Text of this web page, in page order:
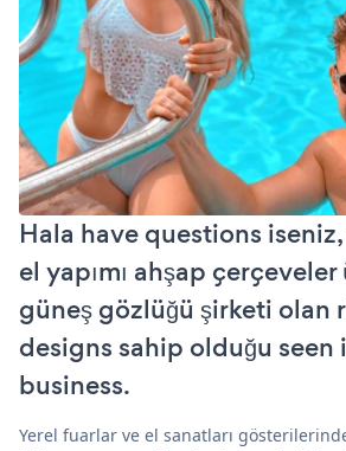
Hala have questions
el yapımı ahşap
güneş gözlüğü şirketi olan
designs sahip olduğu seen
business.
Yerel fuarlar ve el sanatları